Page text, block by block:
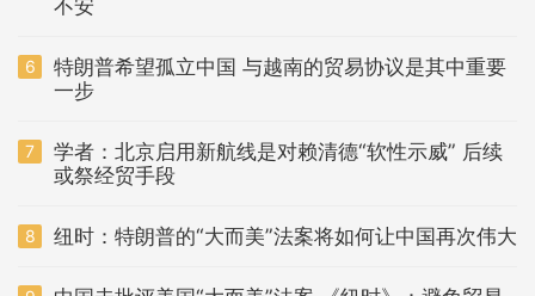
不安
6
特朗普希望孤立中国 与越南的贸易协议是其中重要
一步
7
学者：北京启用新航线是对赖清德“软性示威” 后续
或祭经贸手段
8 纽时：特朗普的“大而美”法案将如何让中国再次伟大